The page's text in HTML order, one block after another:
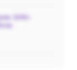
2000»